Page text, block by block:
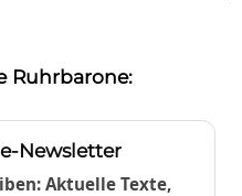
Ruhrbarone:
Newsletter
Aktuelle Texte,